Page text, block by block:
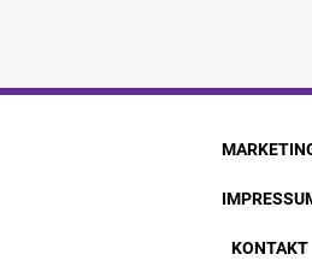
KONTAKT